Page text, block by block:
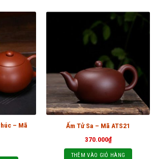
– Mã
Ấm Tử Sa – Mã ATS21
370.000₫
THÊM VÀO GIỎ HÀNG